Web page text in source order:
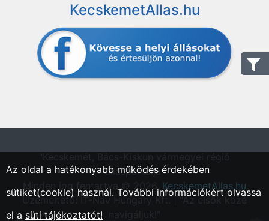
KecskemetAllas.hu
állásportálja"
Minden jog fentartva © 2026. KecskemetAllas.hu
Üzemeltető: IT-Nav Hungary Kft. | "Az elsők közé
Az oldal a hatékonyabb működés érdekében
sütiket(cookie) használ. További információkért olvassa
el a süti tájékoztatót!